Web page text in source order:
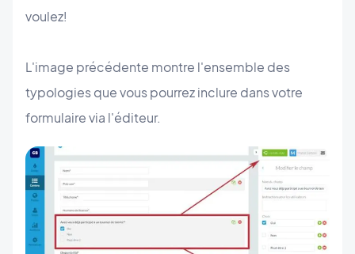
voulez!
L'image précédente montre l'ensemble des
typologies que vous pourrez inclure dans votre
formulaire via l'éditeur.